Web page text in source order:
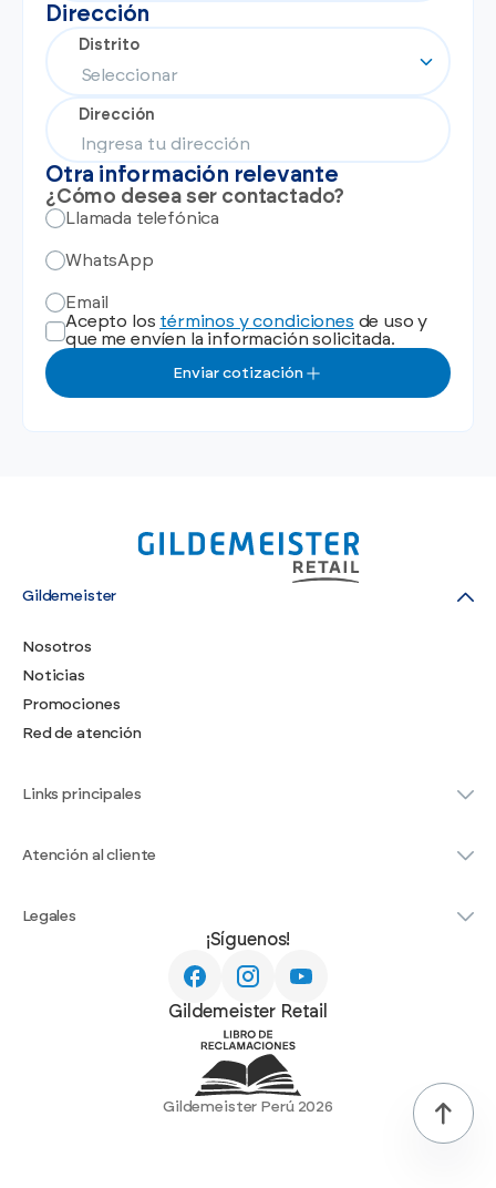
Dirección
Distrito
Dirección
Otra información relevante
¿Cómo desea ser contactado?
Llamada telefónica
WhatsApp
Email
Acepto los términos y condiciones de uso y
que me envíen la información solicitada.
Enviar cotización
Gildemeister
Nosotros
Noticias
Promociones
Red de atención
Links principales
Atención al cliente
Legales
¡Síguenos!
Gildemeister Retail
Gildemeister Perú 2026